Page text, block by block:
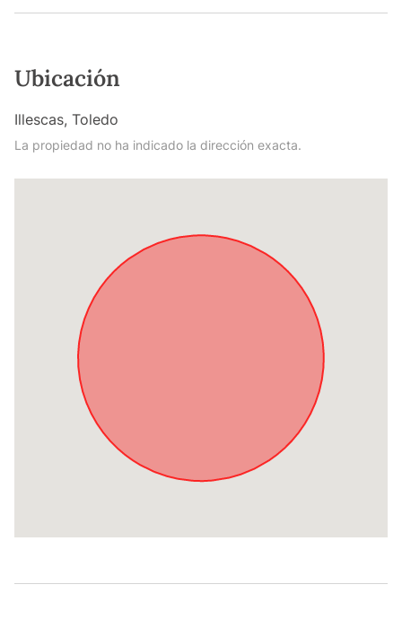
Ubicación
Illescas, Toledo
La propiedad no ha indicado la dirección exacta.